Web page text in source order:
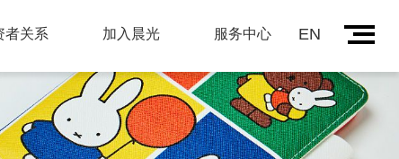
EN
者关系 加入晨光 服务中心